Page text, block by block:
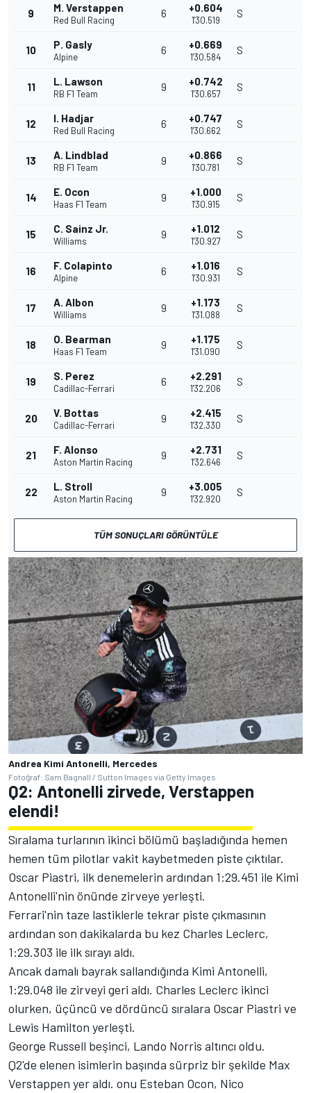
9 M. Verstappen
Red Bull Racing
6 +0.604
1'30.519
S
10 P. Gasly
Alpine
6 +0.669
1'30.584
S
11 L. Lawson
RB F1 Team
9 +0.742
1'30.657
S
12 I. Hadjar
Red Bull Racing
6 +0.747
1'30.662
S
13 A. Lindblad
RB F1 Team
9 +0.866
1'30.781
S
14 E. Ocon
Haas F1 Team
9 +1.000
1'30.915
S
15 C. Sainz Jr.
Williams
9 +1.012
1'30.927
S
16 F. Colapinto
Alpine
6 +1.016
1'30.931
S
17 A. Albon
Williams
9 +1.173
1'31.088
S
18 O. Bearman
Haas F1 Team
9 +1.175
1'31.090
S
19 S. Perez
Cadillac-Ferrari
6 +2.291
1'32.206
S
20 V. Bottas
Cadillac-Ferrari
9 +2.415
1'32.330
S
21 F. Alonso
Aston Martin Racing
9 +2.731
1'32.646
S
22 L. Stroll
Aston Martin Racing
9 +3.005
1'32.920
S
TÜM SONUÇLARI GÖRÜNTÜLE
Andrea Kimi Antonelli, Mercedes
Fotoğraf: Sam Bagnall / Sutton Images via Getty Images
Q2: Antonelli zirvede, Verstappen
elendi!
Sıralama turlarının ikinci bölümü başladığında hemen
hemen tüm pilotlar vakit kaybetmeden piste çıktılar.
Oscar Piastri, ilk denemelerin ardından 1:29.451 ile Kimi
Antonelli'nin önünde zirveye yerleşti.
Ferrari'nin taze lastiklerle tekrar piste çıkmasının
ardından son dakikalarda bu kez Charles Leclerc,
1:29.303 ile ilk sırayı aldı.
Ancak damalı bayrak sallandığında Kimi Antonelli,
1:29.048 ile zirveyi geri aldı. Charles Leclerc ikinci
olurken, üçüncü ve dördüncü sıralara Oscar Piastri ve
Lewis Hamilton yerleşti.
George Russell beşinci, Lando Norris altıncı oldu.
Q2'de elenen isimlerin başında sürpriz bir şekilde Max
Verstappen yer aldı. onu Esteban Ocon, Nico